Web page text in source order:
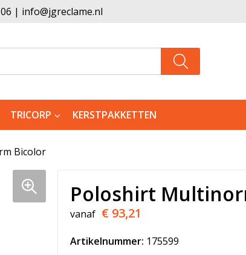
| info@jgreclame.nl
TRICORP KERSTPAKKETTEN
Bicolor
Poloshirt
vanaf € 93,21
Artikelnummer: 175599